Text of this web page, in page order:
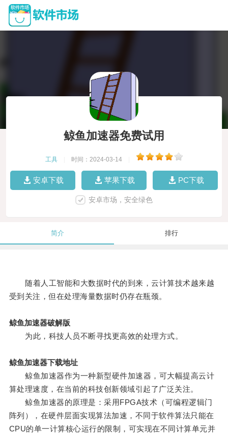
鲸鱼加速器免费试用
工具 时间：2024-03-14
安卓下载 苹果下载 PC下载
安卓市场，安全绿色
简介 排行
随着人工智能和大数据时代的到来，云计算技术越来越
受到关注，但在处理海量数据时仍存在瓶颈。
鲸鱼加速器破解版
为此，科技人员不断寻找更高效的处理方式。
鲸鱼加速器下载地址
鲸鱼加速器作为一种新型硬件加速器，可大幅提高云计
算处理速度，在当前的科技创新领域引起了广泛关注。
鲸鱼加速器的原理是：采用FPGA技术（可编程逻辑门
阵列），在硬件层面实现算法加速，不同于软件算法只能在
CPU的单一计算核心运行的限制，可实现在不同计算单元并